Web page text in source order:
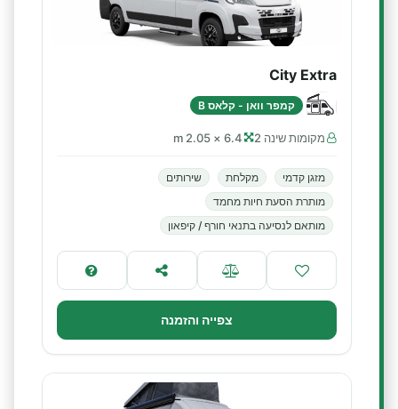
City Extra
קמפר וואן - קלאס B
מקומות שינה 2 6.4 × 2.05 m
מזגן קדמי מקלחת
שירותים
מותרת הסעת חיות מחמד
מותאם לנסיעה בתנאי חורף / קיפאון
צפייה והזמנה